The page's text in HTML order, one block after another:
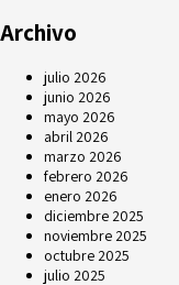
Archivo
julio 2026
junio 2026
mayo 2026
abril 2026
marzo 2026
febrero 2026
enero 2026
diciembre 2025
noviembre 2025
octubre 2025
julio 2025